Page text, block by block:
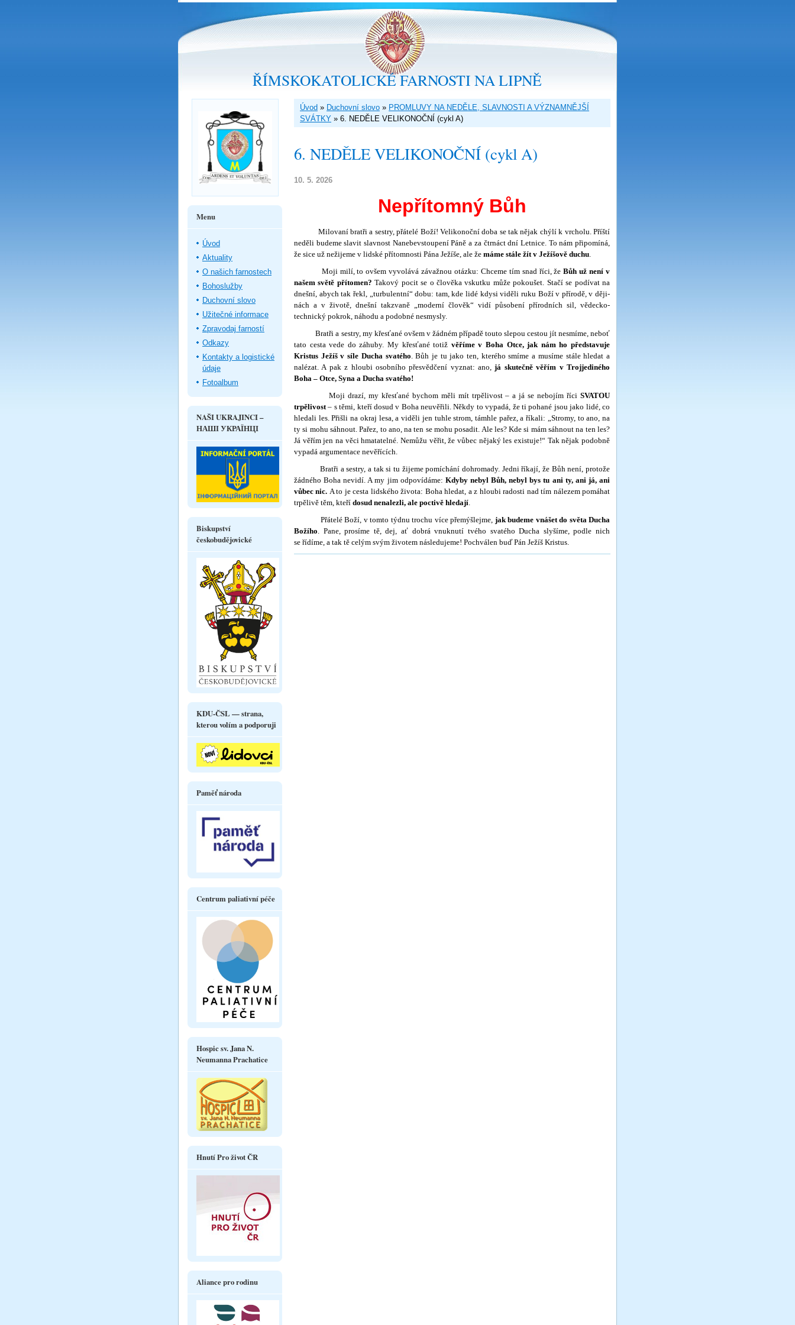
ŘÍMSKOKATOLICKÉ FARNOSTI NA LIPNĚ
Úvod » Duchovní slovo » PROMLUVY NA NEDĚLE, SLAVNOSTI A VÝZNAMNĚJŠÍ
SVÁTKY » 6. NEDĚLE VELIKONOČNÍ (cykl A)
6. NEDĚLE VELIKONOČNÍ (cykl A)
10. 5. 2026
Nepřítomný Bůh
Milovaní bratři a sestry, přátelé Boží! Velikonoční doba se tak ně­jak chýlí k vrcholu. Příští
neděli budeme slavit slavnost Nane­bevstoupení Páně a za čtrnáct dní Letnice. To nám připomíná,
že sice už nežijeme v lid­ské přítomnosti Pána Ježíše, ale že máme stále žít v Ježíšově duchu.
Moji milí, to ovšem vyvolává závažnou otázku: Chceme tím snad říci, žeBůh už není v
našem světě přítomen?Takový pocit se o člověka vskutku může pokoušet. Stačí se podívat na
dnešní, abych tak řekl, „turbulentní“ dobu: tam, kde lidé kdysi viděli ruku Boží v přírodě, v ději­
nách a v životě, dnešní takzvaně „moderní člověk“ vidí působení přírodních sil, vě­decko-
technický pokrok, náhodu a podobné nesmysly.
Bratři a sestry, my křesťané ovšem v žádném případě touto slepou cestou jít nesmíme, neboť
tato cesta vede do záhuby. My křesťané totiž věříme v Boha Otce, jak nám ho představuje
Kristus Ježíš v síle Ducha svatého. Bůh je tu jako ten, kterého smíme a musíme stále hledat a
nalézat. A pak z hloubi osob­ního přesvědčení vyznat: ano,já skutečně věřím v Trojjediného
Boha – Otce, Syna a Ducha svatého!
Moji drazí, my křesťané bychom měli mít trpělivost – a já se nebo­jím říci SVATOU
trpělivost– s těmi, kteří dosud v Boha neuvěřili. Někdy to vypadá, že ti pohané jsou jako lidé, co
hledali les. Přišli na okraj lesa, a viděli jen tuhle strom, támhle pařez, a říkali: „Stromy, to ano, na
ty si mohu sáhnout. Pařez, to ano, na ten se mohu posadit. Ale les? Kde si mám sáhnout na ten les?
Já věřím jen na věci hmatatelné. Nemůžu věřit, že vůbec nějaký les existuje!“ Tak nějak podobně
vypadá argumentace nevěřících.
Bratři a sestry, a tak si tu žijeme pomíchání dohromady. Jedni ří­kají, že Bůh není, protože
žádného Boha nevidí. A my jim odpovídáme: Kdyby nebyl Bůh, nebyl bys tu ani ty, ani já, ani
vůbec nic. A to je cesta lidského života: Boha hledat, a z hloubi radosti nad tím nálezem pomáhat
trpělivě těm, kteří dosud nenalezli, ale poctivě hledají.
Přátelé Boží, v tomto týdnu trochu více přemýš­lejme, jak budeme vnášet do světa Ducha
Božího. Pane, prosíme tě, dej, ať dobrá vnuknutí tvého svatého Ducha slyšíme, podle nich
se řídíme, a tak tě celým svým životem následujeme! Pochválen buď Pán Ježíš Kristus.
Menu
Úvod
Aktuality
O našich farnostech
Bohoslužby
Duchovní slovo
Užitečné informace
Zpravodaj farností
Odkazy
Kontakty a logistické
údaje
Fotoalbum
NAŠI UKRAJINCI –
НАШІ УКРАЇНЦІ
Biskupství
českobudějovické
KDU-ČSL — strana,
kterou volím a podporuji
Paměť národa
Centrum paliativní péče
Hospic sv. Jana N.
Neumanna Prachatice
Hnutí Pro život ČR
Aliance pro rodinu